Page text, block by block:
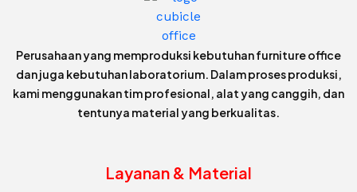
Perusahaan yang memproduksi kebutuhan furniture office
dan juga kebutuhan laboratorium. Dalam proses produksi,
kami menggunakan tim profesional, alat yang canggih, dan
tentunya material yang berkualitas.
Layanan & Material